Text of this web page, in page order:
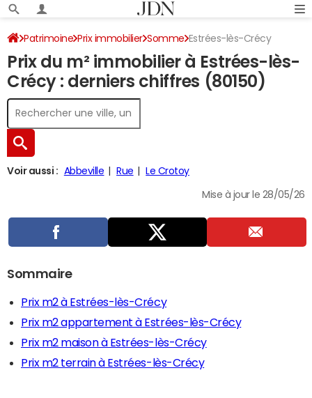
Patrimoine Prix immobilier Somme Estrées-lès-Crécy
Prix du m² immobilier à Estrées-lès-
Crécy : derniers chiffres (80150)
Voir aussi : Abbeville Rue Le Crotoy
Mise à jour le 28/05/26
Sommaire
Prix m2 à Estrées-lès-Crécy
Prix m2 appartement à Estrées-lès-Crécy
Prix m2 maison à Estrées-lès-Crécy
Prix m2 terrain à Estrées-lès-Crécy